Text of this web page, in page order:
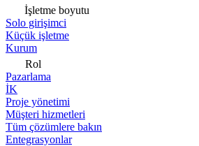
İşletme boyutu
Solo girişimci
Küçük işletme
Kurum
Rol
Pazarlama
İK
Proje yönetimi
Müşteri hizmetleri
Tüm çözümlere bakın
Entegrasyonlar